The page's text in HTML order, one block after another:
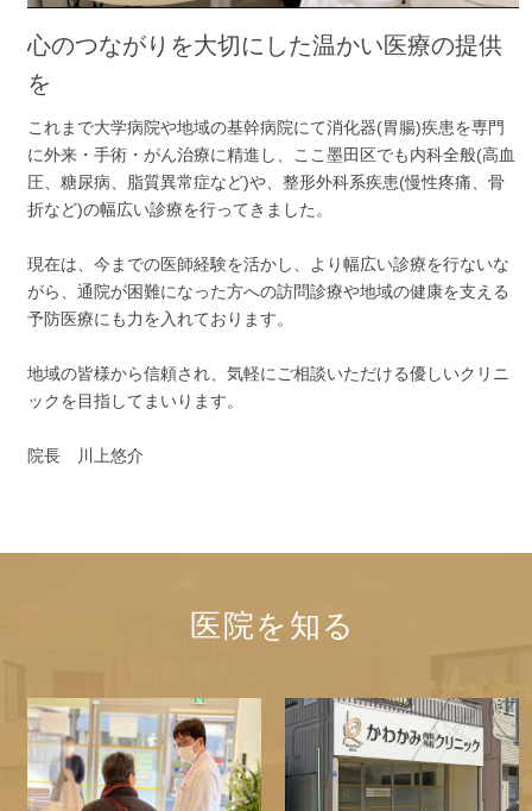
心のつながりを大切にした温かい医療の提供
を
これまで大学病院や地域の基幹病院にて消化器(胃腸)疾患を専門
に外来・手術・がん治療に精進し、ここ墨田区でも内科全般(高血
圧、糖尿病、脂質異常症など)や、整形外科系疾患(慢性疼痛、骨
折など)の幅広い診療を行ってきました。
現在は、今までの医師経験を活かし、より幅広い診療を行ないな
がら、通院が困難になった方への訪問診療や地域の健康を支える
予防医療にも力を入れております。
地域の皆様から信頼され、気軽にご相談いただける優しいクリニ
ックを目指してまいります。
院長 川上悠介
医院を知る